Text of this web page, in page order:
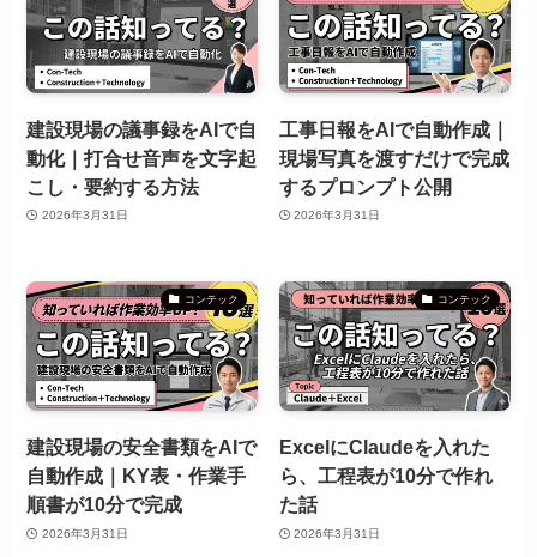
建設現場の議事録をAIで自
動化｜打合せ音声を文字起
こし・要約する方法
2026年3月31日
工事日報をAIで自動作成｜
現場写真を渡すだけで完成
するプロンプト公開
2026年3月31日
コンテック
建設現場の安全書類をAIで
自動作成｜KY表・作業手
順書が10分で完成
2026年3月31日
コンテック
ExcelにClaudeを入れた
ら、工程表が10分で作れ
た話
2026年3月31日